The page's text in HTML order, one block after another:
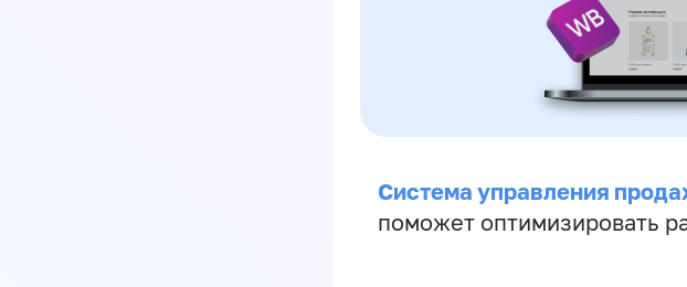
Система управления
поможет оптимизировать